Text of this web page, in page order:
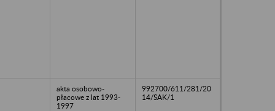
akta osobowo-
płacowe z lat 1993-
1997
992700/611/281/20
14/SAK/1